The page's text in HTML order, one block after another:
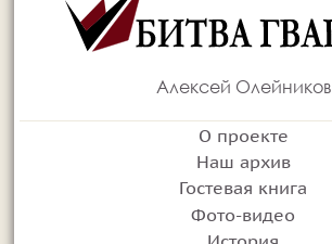
Алексей Олейников
О проекте
Наш архив
Гостевая книга
Фото-видео